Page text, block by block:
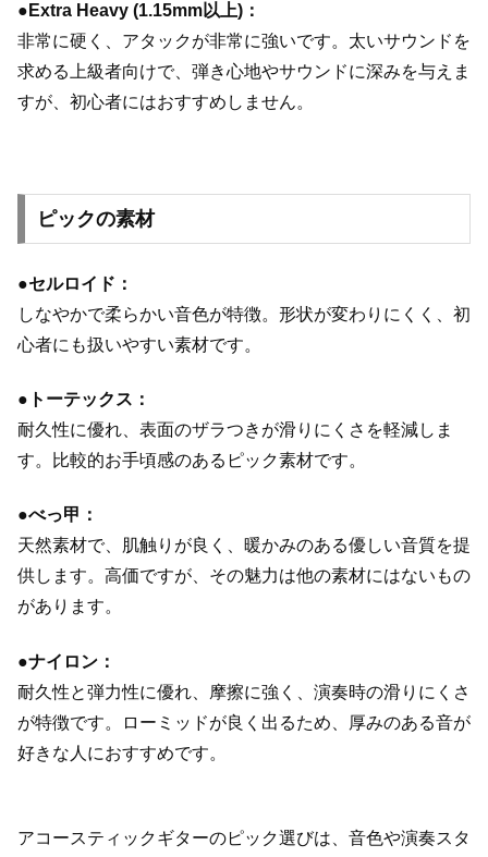
●Extra Heavy (1.15mm以上)：
非常に硬く、アタックが非常に強いです。太いサウンドを
求める上級者向けで、弾き心地やサウンドに深みを与えま
すが、初心者にはおすすめしません。
ピックの素材
●セルロイド：
しなやかで柔らかい音色が特徴。形状が変わりにくく、初
心者にも扱いやすい素材です。
●トーテックス：
耐久性に優れ、表面のザラつきが滑りにくさを軽減しま
す。比較的お手頃感のあるピック素材です。
●べっ甲：
天然素材で、肌触りが良く、暖かみのある優しい音質を提
供します。高価ですが、その魅力は他の素材にはないもの
があります。
●ナイロン：
耐久性と弾力性に優れ、摩擦に強く、演奏時の滑りにくさ
が特徴です。ローミッドが良く出るため、厚みのある音が
好きな人におすすめです。
アコースティックギターのピック選びは、音色や演奏スタ